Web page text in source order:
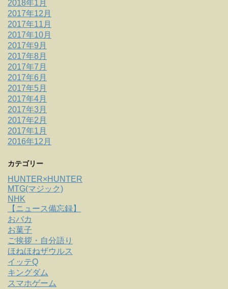
2018年1月
2017年12月
2017年11月
2017年10月
2017年9月
2017年8月
2017年7月
2017年6月
2017年5月
2017年4月
2017年3月
2017年2月
2017年1月
2016年12月
カテゴリー
HUNTER×HUNTER
MTG(マジック)
NHK
【ニュース備忘録】
おバカ
お菓子
ご挨拶・自分語り
ほねほねザウルス
イッテQ
キングダム
スマホゲーム